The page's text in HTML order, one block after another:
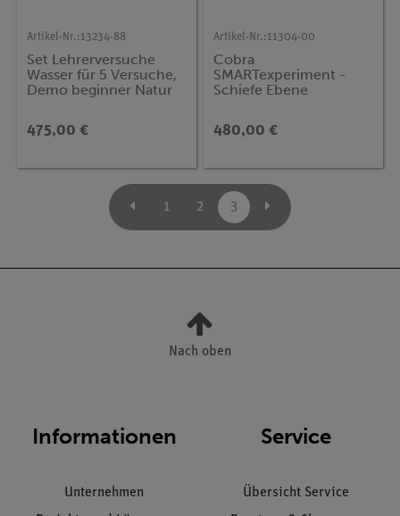
Artikel-Nr.:13234-88
Set Lehrerversuche
Wasser für 5 Versuche,
Demo beginner Natur
475,00 €
Artikel-Nr.:11304-00
Cobra
SMARTexperiment -
Schiefe Ebene
480,00 €
1 2 3
Nach oben
Informationen
Unternehmen
Service
Übersicht Service